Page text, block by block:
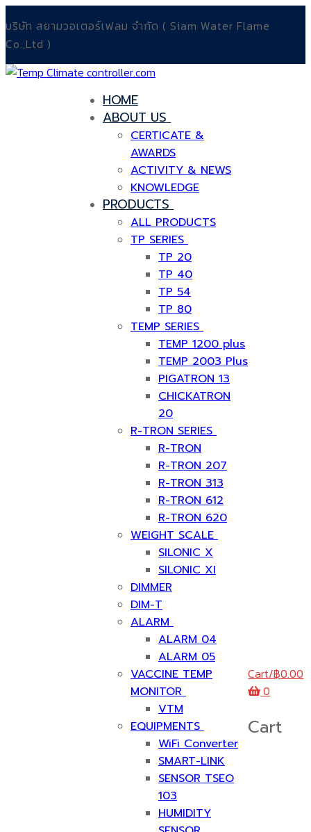
บริษัท สยามวอเตอร์เฟลม จำกัด ( Siam Water Flame
Co.,Ltd )
HOME
ABOUT US
CERTICATE &
AWARDS
ACTIVITY & NEWS
KNOWLEDGE
PRODUCTS
ALL PRODUCTS
TP SERIES
TP 20
TP 40
TP 54
TP 80
TEMP SERIES
TEMP 1200 plus
TEMP 2003 Plus
PIGATRON 13
CHICKATRON
20
R-TRON SERIES
R-TRON
R-TRON 207
R-TRON 313
R-TRON 612
R-TRON 620
WEIGHT SCALE
SILONIC X
SILONIC XI
DIMMER
DIM-T
ALARM
ALARM 04
ALARM 05
VACCINE TEMP
MONITOR
VTM
EQUIPMENTS
WiFi Converter
SMART-LINK
SENSOR TSEO
103
HUMIDITY
Cart/฿0.00
0
Cart